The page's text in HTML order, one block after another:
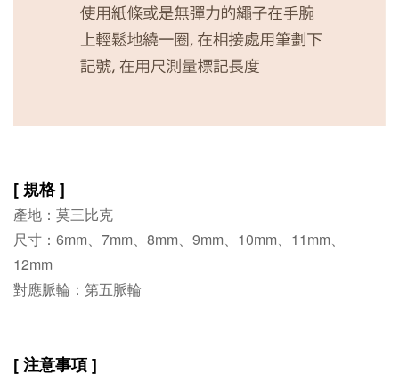
[ 規格 ]
產地：莫三比克
尺寸：6mm、7mm、8mm、9mm、10mm、11mm、
12mm
對應脈輪： 第五脈輪
[ 注意事項 ]